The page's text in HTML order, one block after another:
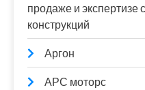
продаже и экспертизе
конструкций
Аргон
АРС моторс